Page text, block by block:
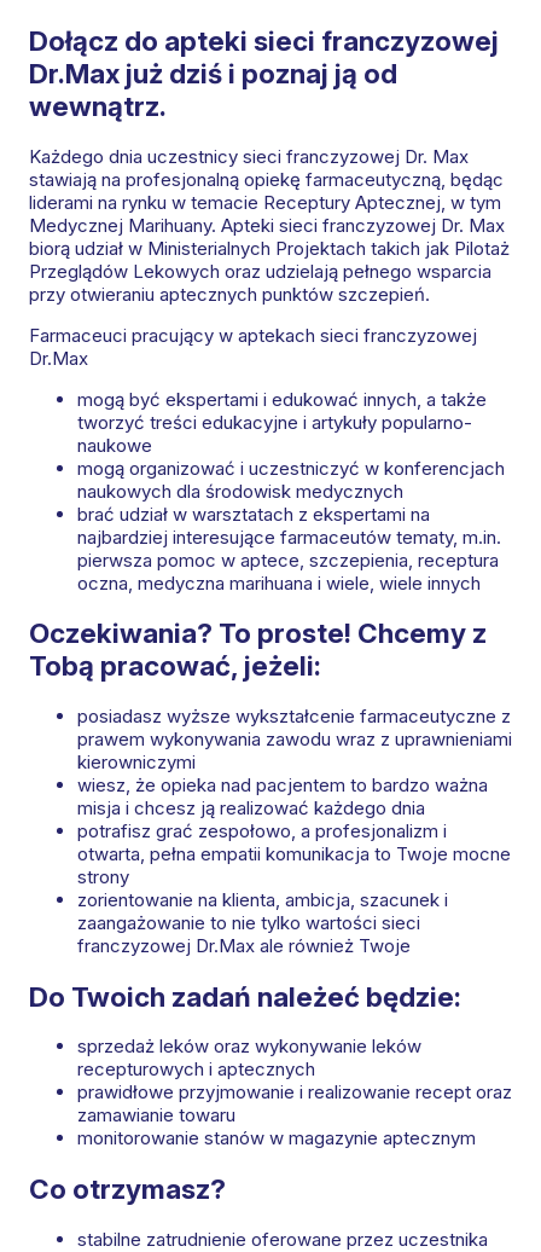
Dołącz do apteki sieci franczyzowej
Dr.Max już dziś i poznaj ją od
wewnątrz.
Każdego dnia uczestnicy sieci franczyzowej Dr. Max
stawiają na profesjonalną opiekę farmaceutyczną, będąc
liderami na rynku w temacie Receptury Aptecznej, w tym
Medycznej Marihuany. Apteki sieci franczyzowej Dr. Max
biorą udział w Ministerialnych Projektach takich jak Pilotaż
Przeglądów Lekowych oraz udzielają pełnego wsparcia
przy otwieraniu aptecznych punktów szczepień.
Farmaceuci pracujący w aptekach sieci franczyzowej
Dr.Max
mogą być ekspertami i edukować innych, a także
tworzyć treści edukacyjne i artykuły popularno-
naukowe
mogą organizować i uczestniczyć w konferencjach
naukowych dla środowisk medycznych
brać udział w warsztatach z ekspertami na
najbardziej interesujące farmaceutów tematy, m.in.
pierwsza pomoc w aptece, szczepienia, receptura
oczna, medyczna marihuana i wiele, wiele innych
Oczekiwania? To proste! Chcemy z
Tobą pracować, jeżeli:
posiadasz wyższe wykształcenie farmaceutyczne z
prawem wykonywania zawodu wraz z uprawnieniami
kierowniczymi
wiesz, że opieka nad pacjentem to bardzo ważna
misja i chcesz ją realizować każdego dnia
potrafisz grać zespołowo, a profesjonalizm i
otwarta, pełna empatii komunikacja to Twoje mocne
strony
zorientowanie na klienta, ambicja, szacunek i
zaangażowanie to nie tylko wartości sieci
franczyzowej Dr.Max ale również Twoje
Do Twoich zadań należeć będzie:
sprzedaż leków oraz wykonywanie leków
recepturowych i aptecznych
prawidłowe przyjmowanie i realizowanie recept oraz
zamawianie towaru
monitorowanie stanów w magazynie aptecznym
Co otrzymasz?
stabilne zatrudnienie oferowane przez uczestnika